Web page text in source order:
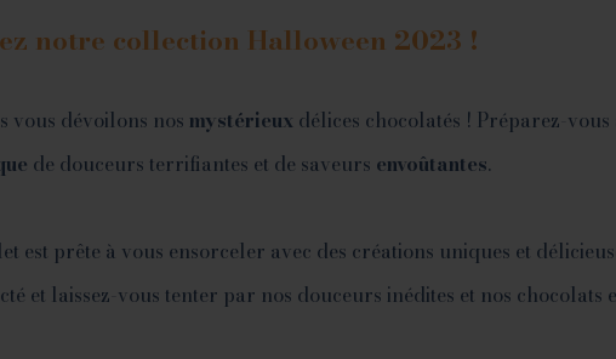
notre collection Halloween 2023 !
vous dévoilons nos mystérieux délices chocolatés ! Préparez-
de douceurs terrifiantes et de saveurs envoûtantes.
prête à vous ensorceler avec des créations uniques et
et laissez-vous tenter par nos douceurs inédites et nos chocolats